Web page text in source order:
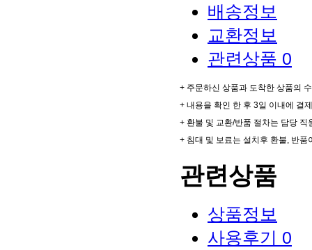
배송정보
교환정보
관련상품 0
+ 주문하신 상품과 도착한 상품의
+ 내용을 확인 한 후 3일 이내에 결
+ 환불 및 교환/반품 절차는 담당
+ 침대 및 보료는 설치후 환불, 반품
관련상품
상품정보
사용후기 0